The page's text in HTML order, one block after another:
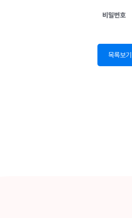
비밀번호
목록보기